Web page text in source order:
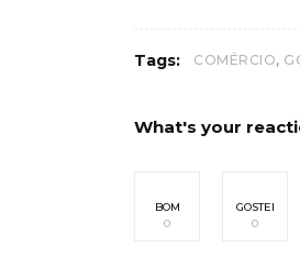
Tags: COMÉRCIO,
What's your
BOM
0
GOSTEI
0